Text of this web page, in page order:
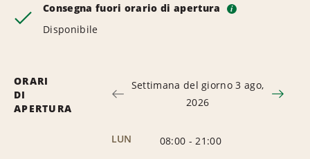
Consegna fuori orario di apertura i
Disponibile
ORARI
DI
APERTURA
Settimana del giorno 3 ago,
2026
LUN 08:00 - 21:00